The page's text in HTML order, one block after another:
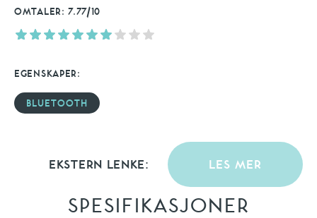
OMTALER: 7.77/10
EGENSKAPER:
BLUETOOTH
EKSTERN LENKE: LES MER
SPESIFIKASJONER